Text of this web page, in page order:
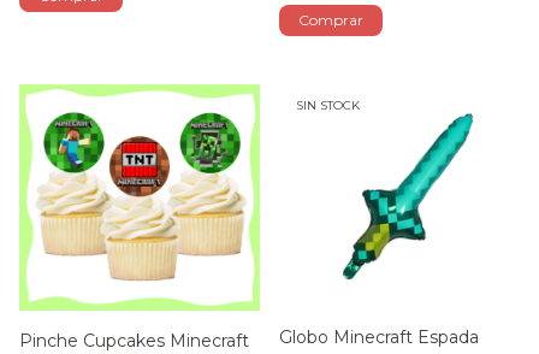
Pinche Cupcakes Minecraft
SIN STOCK
Globo Minecraft Espada